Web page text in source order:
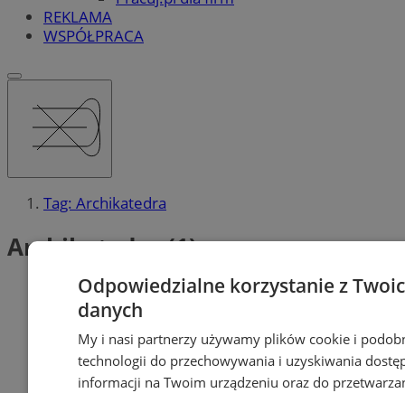
REKLAMA
WSPÓŁPRACA
Tag: Archikatedra
Archikatedra (1)
Odpowiedzialne korzystanie z
danych
My i nasi partnerzy używamy plików cookie i
technologii do przechowywania i uzyskiwania
informacji na Twoim urządzeniu oraz do